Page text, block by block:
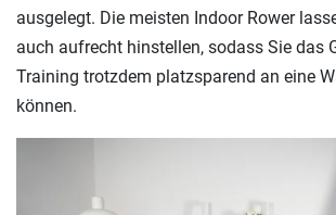
ausgelegt. Die meisten Indoor Rower
auch aufrecht hinstellen, sodass Sie das
Training trotzdem platzsparend an eine
können.